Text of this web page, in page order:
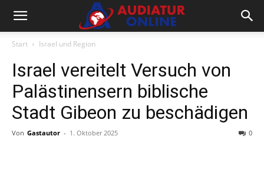
Start Israel und Region
Israel vereitelt Versuch von
Palästinensern biblische
Stadt Gibeon zu beschädigen
Von Gastautor - 1. Oktober 2025 0